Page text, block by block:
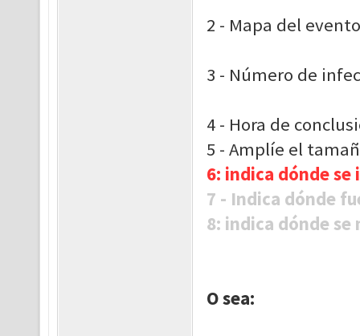
2 - Mapa del
3 - Número de
4 - Hora de
5 - Amplíe el
6: indica dónde
7 - Indica dónde
8: indica dónde
O sea: